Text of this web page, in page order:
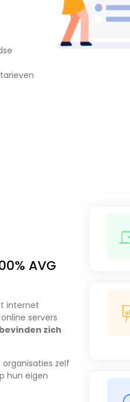
AVG
internet
servers
zich
zelf
hun eigen